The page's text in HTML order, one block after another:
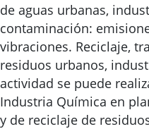
de aguas urbanas,
contaminación:
vibraciones. Reciclaje,
residuos urbanos,
actividad se puede
Industria Química en
y de reciclaje de